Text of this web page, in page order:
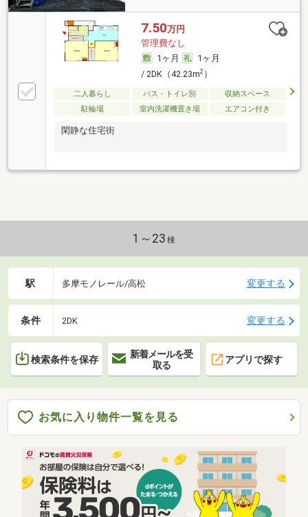
7.50万円
管理費なし
1ヶ月
1ヶ月
/ 2DK（42.23m2）
二人暮らし バス・トイレ別
収納スペース
駐輪場
室内洗濯機置き場 エアコン付き
閑静な住宅街
1～23 棟
駅 多摩モノレール/高松 変更する
条件 2DK 変更する
検索条件を保存
新着メールを受
取る
アプリで探す
お気に入り物件一覧を見る